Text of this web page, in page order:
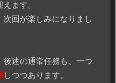
えます。
回が楽しみになりまし
後述の通常任務も、一つ
しつつあります。